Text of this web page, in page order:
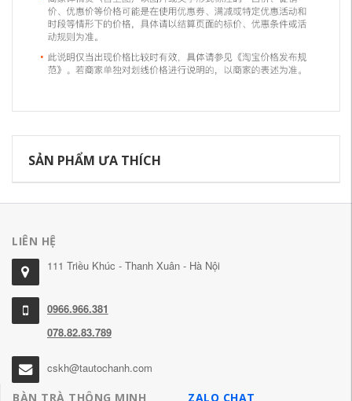
SẢN PHẨM ƯA THÍCH
LIÊN HỆ
111 Triều Khúc - Thanh Xuân - Hà Nội
0966.966.381
078.82.83.789
cskh@tautochanh.com
BÀN TRÀ THÔNG MINH
ZALO CHAT